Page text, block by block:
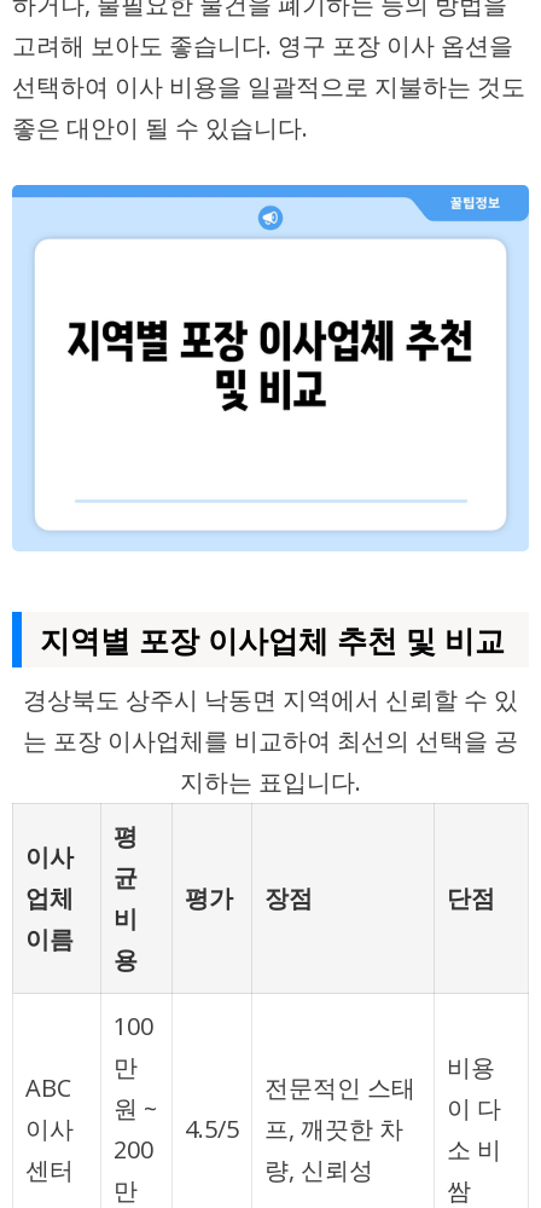
고려해 보아도 좋습니다. 영구 포장 이사 옵션을
선택하여 이사 비용을 일괄적으로 지불하는 것도
좋은 대안이 될 수 있습니다.
지역별 포장 이사업체 추천 및 비교
경상북도 상주시 낙동면 지역에서 신뢰할 수 있
는 포장 이사업체를 비교하여 최선의 선택을 공
지하는 표입니다.
이사
업체
이름
평
균
비
용
평가 장점 단점
ABC
이사
센터
100
만
원 ~
200
만
4.5/5
전문적인 스태
프, 깨끗한 차
량, 신뢰성
비용
이 다
소 비
쌈